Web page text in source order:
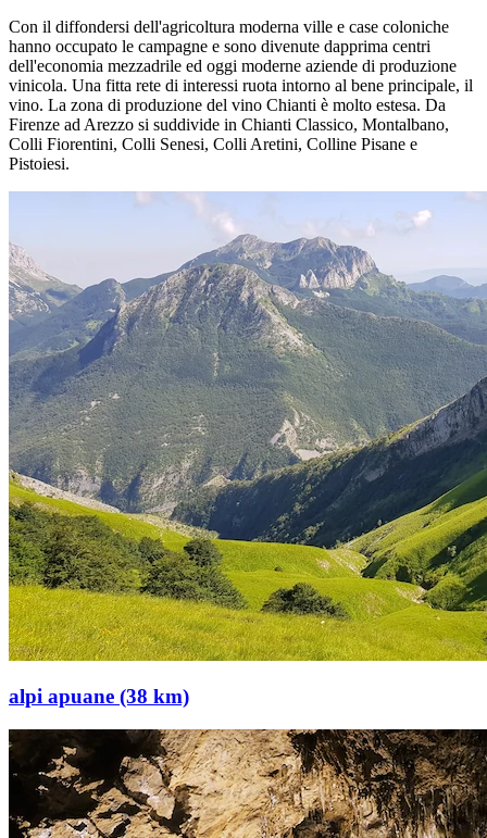
Con il diffondersi dell'agricoltura moderna ville e case coloniche
hanno occupato le campagne e sono divenute dapprima centri
dell'economia mezzadrile ed oggi moderne aziende di produzione
vinicola. Una fitta rete di interessi ruota intorno al bene principale, il
vino. La zona di produzione del vino Chianti è molto estesa. Da
Firenze ad Arezzo si suddivide in Chianti Classico, Montalbano,
Colli Fiorentini, Colli Senesi, Colli Aretini, Colline Pisane e
Pistoiesi.
alpi apuane (38 km)